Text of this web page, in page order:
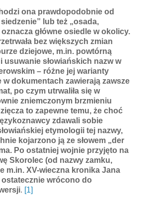
ona prawdopodobnie od
siedzenie” lub też „osada,
główne osiedle w okolicy.
bez większych zmian
dziejowe, m.in. powtórną
usuwanie słowiańskich nazw w
– różne jej warianty
w dokumentach zawierają zawsze
po czym utrwaliła się w
zniemczonym brzmieniu
to zapewne temu, że choć
zdawali sobie
etymologii tej nazwy,
kojarzono ją ze słowem „der
Po ostatniej wojnie przyjęto na
Skorolec (od nazwy zamku,
m.in. XV-wieczna kronika Jana
ostatecznie wrócono do
. [1]